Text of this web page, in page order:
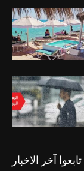
تابعوا آخر الاخبار